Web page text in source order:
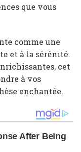
que vous
comme une
et à la sérénité.
cet
à vos
enchantée.